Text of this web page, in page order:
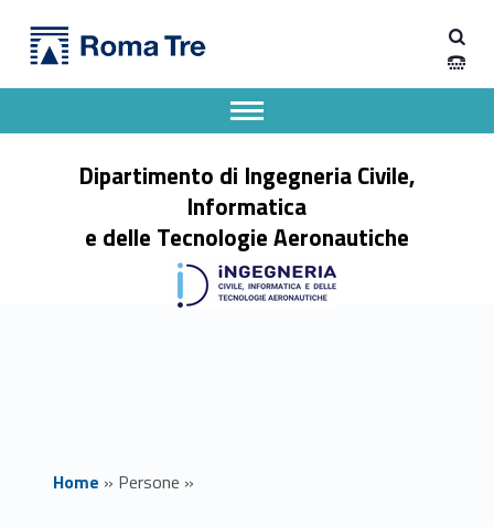
ELISABETTA MONALDO - Dipartimento di Ingegneria Civile, Informatica e delle Tecnologie Aeronautiche
Dipartimento di Ingegneria Civile,
Informatica
e delle Tecnologie Aeronautiche
Apri il menu secondario
Header info sidebar
Home » Persone »